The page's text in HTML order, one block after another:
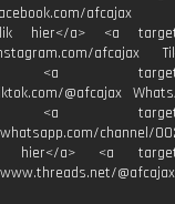
afcajax
hier</a> <a
afcajax
<a
@afcajax
<a
channel/
hier</a> <a